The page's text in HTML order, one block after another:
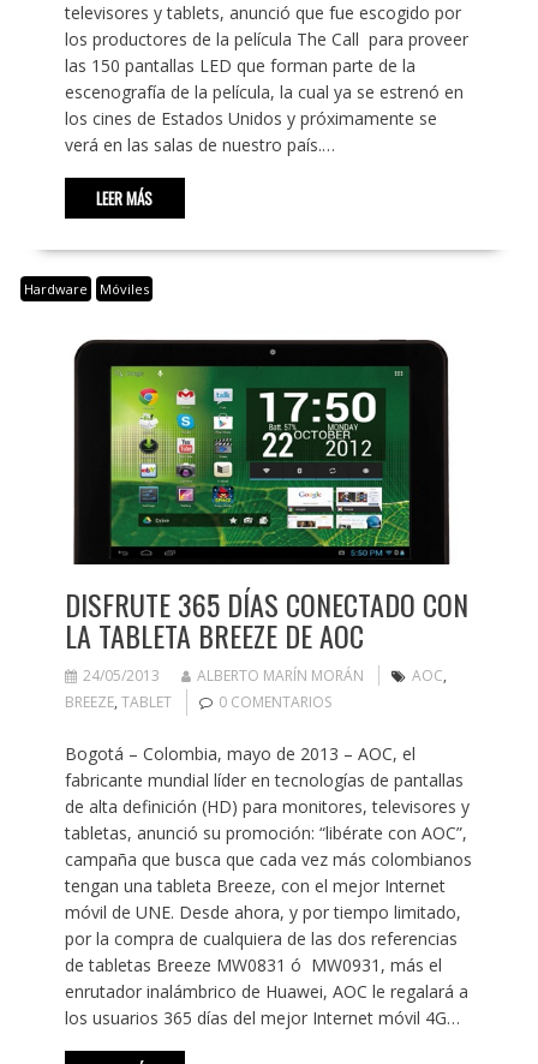
televisores y tablets, anunció que fue escogido por
los productores de la película The Call para proveer
las 150 pantallas LED que forman parte de la
escenografía de la película, la cual ya se estrenó en
los cines de Estados Unidos y próximamente se
verá en las salas de nuestro país.…
LEER MÁS
Hardware Móviles
DISFRUTE 365 DÍAS CONECTADO CON
LA TABLETA BREEZE DE AOC
24/05/2013 ALBERTO MARÍN MORÁN AOC,
BREEZE, TABLET 0 COMENTARIOS
Bogotá – Colombia, mayo de 2013 – AOC, el
fabricante mundial líder en tecnologías de pantallas
de alta definición (HD) para monitores, televisores y
tabletas, anunció su promoción: “libérate con AOC”,
campaña que busca que cada vez más colombianos
tengan una tableta Breeze, con el mejor Internet
móvil de UNE. Desde ahora, y por tiempo limitado,
por la compra de cualquiera de las dos referencias
de tabletas Breeze MW0831 ó MW0931, más el
enrutador inalámbrico de Huawei, AOC le regalará a
los usuarios 365 días del mejor Internet móvil 4G…